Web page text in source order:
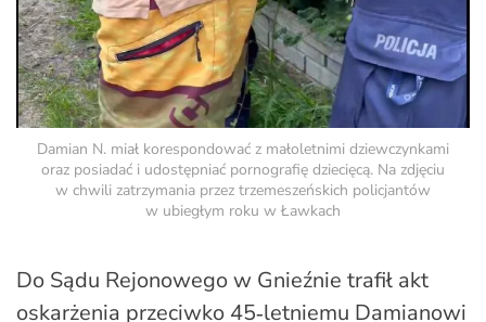
Damian N. miał korespondować z małoletnimi dziewczynkami
oraz posiadać i udostępniać pornografię dziecięcą. Na zdjęciu
w chwili zatrzymania przez trzemeszeńskich policjantów
w ubiegłym roku w Ławkach
Do Sądu Rejonowego w Gnieźnie trafił akt
oskarżenia przeciwko 45‑letniemu Damianowi